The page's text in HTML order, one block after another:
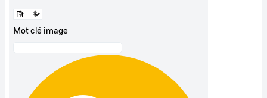
Mot clé image